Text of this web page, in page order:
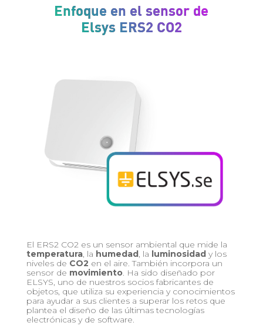
Enfoque en el sensor de
Elsys ERS2 CO2
El ERS2 CO2 es un sensor ambiental que mide la
temperatura, la humedad , la luminosidad y los
niveles de CO2 en el aire. También incorpora un
sensor de movimiento. Ha sido diseñado por
ELSYS, uno de nuestros socios fabricantes de
objetos, que utiliza su experiencia y conocimientos
para ayudar a sus clientes a superar los retos que
plantea el diseño de las últimas tecnologías
electrónicas y de software.